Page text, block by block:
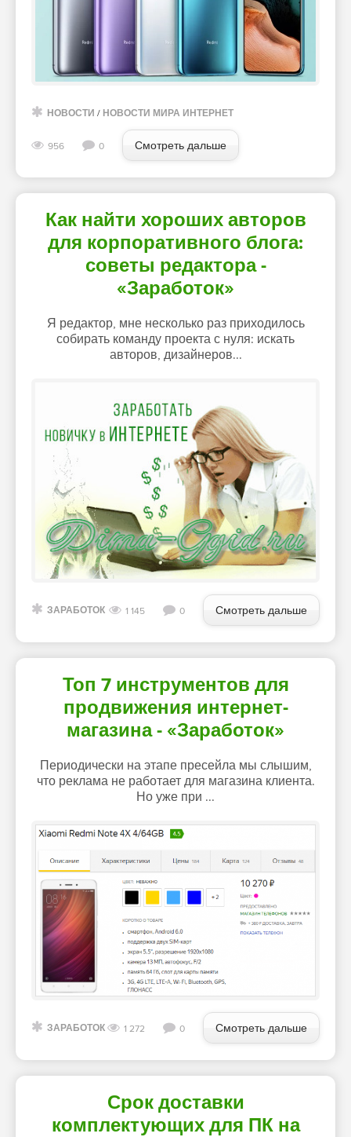
НОВОСТИ / НОВОСТИ МИРА ИНТЕРНЕТ
956 0 Смотреть дальше
Как найти хороших авторов
для корпоративного блога:
советы редактора -
«Заработок»
Я редактор, мне несколько раз приходилось
собирать команду проекта с нуля: искать
авторов, дизайнеров...
ЗАРАБОТОК 1 145 0 Смотреть дальше
Топ 7 инструментов для
продвижения интернет-
магазина - «Заработок»
Периодически на этапе пресейла мы слышим,
что реклама не работает для магазина клиента.
Но уже при ...
ЗАРАБОТОК 1 272 0 Смотреть дальше
Срок доставки
комплектующих для ПК на